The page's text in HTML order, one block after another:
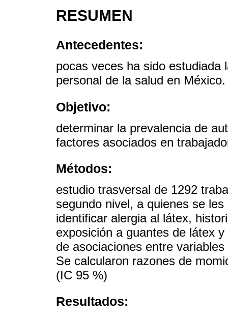
RESUMEN
Antecedentes:
pocas veces ha sido estudiada
personal de la salud en México.
Objetivo:
determinar la prevalencia de
factores asociados en
Métodos:
estudio trasversal de 1292
segundo nivel, a quienes se
identificar alergia al látex,
exposición a guantes de látex
de asociaciones entre
Se calcularon razones de
(IC 95 %)
Resultados: